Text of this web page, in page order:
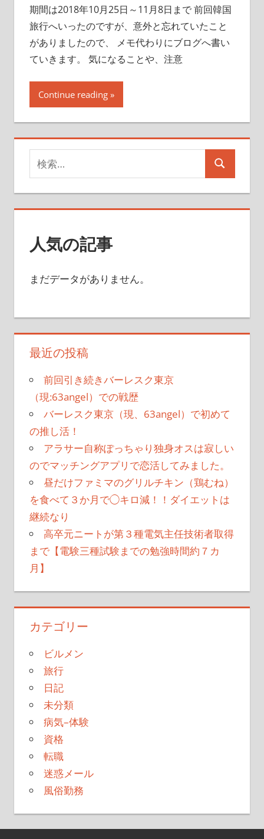
期間は2018年10月25日～11月8日まで 前回韓国
旅行へいったのですが、意外と忘れていたこと
がありましたので、 メモ代わりにブログへ書い
ていきます。 気になることや、注意
Continue reading
対
象:
検
人気の記事
まだデータがありません。
最近の投稿
前回引き続きバーレスク東京
（現:63angel）での戦歴
バーレスク東京（現、63angel）で初めて
の推し活！
アラサー自称ぽっちゃり独身オスは寂しい
のでマッチングアプリで恋活してみました。
昼だけファミマのグリルチキン（鶏むね）
を食べて３か月で◯キロ減！！ダイエットは
継続なり
高卒元ニートが第３種電気主任技術者取得
まで【電験三種試験までの勉強時間約７カ
月】
カテゴリー
ビルメン
旅行
日記
未分類
病気–体験
資格
転職
迷惑メール
風俗勤務